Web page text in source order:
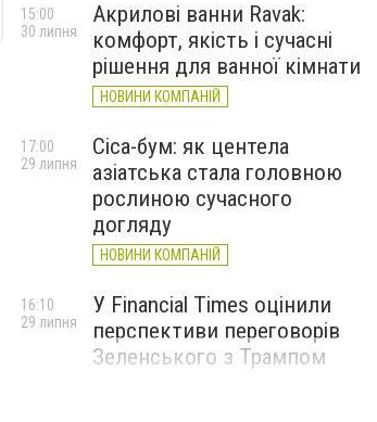
Акрилові ванни Ravak:
комфорт, якість і сучасні
рішення для ванної кімнати
НОВИНИ КОМПАНІЙ
15:00
30 липня
Cica-бум: як центела
азіатська стала головною
рослиною сучасного
догляду
НОВИНИ КОМПАНІЙ
17:00
29 липня
У Financial Times оцінили
перспективи переговорів
Зеленського з Трампом
16:10
29 липня